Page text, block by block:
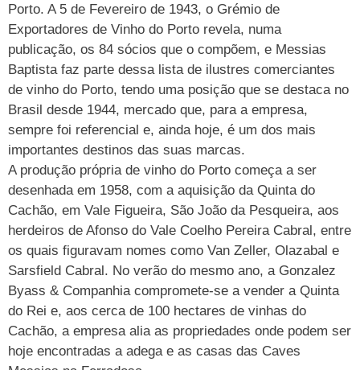
Porto. A 5 de Fevereiro de 1943, o Grémio de
Exportadores de Vinho do Porto revela, numa
publicação, os 84 sócios que o compõem, e Messias
Baptista faz parte dessa lista de ilustres comerciantes
de vinho do Porto, tendo uma posição que se destaca no
Brasil desde 1944, mercado que, para a empresa,
sempre foi referencial e, ainda hoje, é um dos mais
importantes destinos das suas marcas.
A produção própria de vinho do Porto começa a ser
desenhada em 1958, com a aquisição da Quinta do
Cachão, em Vale Figueira, São João da Pesqueira, aos
herdeiros de Afonso do Vale Coelho Pereira Cabral, entre
os quais figuravam nomes como Van Zeller, Olazabal e
Sarsfield Cabral. No verão do mesmo ano, a Gonzalez
Byass & Companhia compromete-se a vender a Quinta
do Rei e, aos cerca de 100 hectares de vinhas do
Cachão, a empresa alia as propriedades onde podem ser
hoje encontradas a adega e as casas das Caves